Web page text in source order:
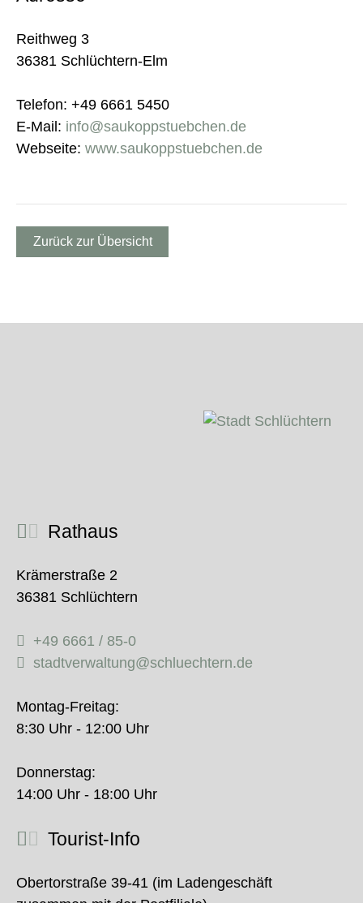
Reithweg 3
36381 Schlüchtern-Elm
Telefon: +49 6661 5450
E-Mail: info@saukoppstuebchen.de
Webseite: www.saukoppstuebchen.de
Zurück zur Übersicht
Rathaus
Krämerstraße 2
36381 Schlüchtern
+49 6661 / 85-0
stadtverwaltung@schluechtern.de
Montag-Freitag:
8:30 Uhr - 12:00 Uhr
Donnerstag:
14:00 Uhr - 18:00 Uhr
Tourist-Info
Obertorstraße 39-41 (im Ladengeschäft